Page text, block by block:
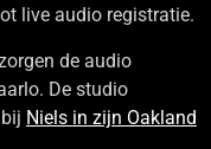
live audio registratie.
de audio
De studio
Niels in zijn Oakland